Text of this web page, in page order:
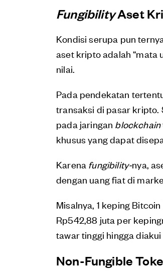
FungibilityAset
Kondisi serupa pun
aset kripto adalah “mata
nilai.
Pada pendekatan
transaksi di pasar kripto.
pada jaringan blockchain
khusus yang dapat
Karena fungibility-nya,
dengan uang fiat di
Misalnya, 1 keping
Rp542,88 juta per
tawar tinggi hingga
Non-Fungible